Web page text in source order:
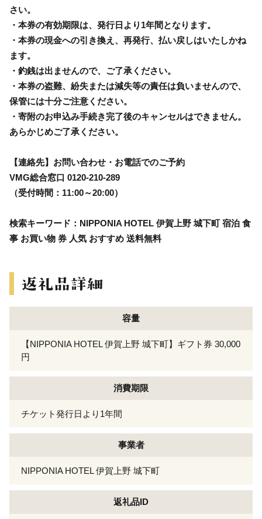
さい。
・本券の有効期限は、発行日より1年間となります。
・本券の現金への引き換え、再発行、払い戻しはいたしかね
ます。
・釣銭は出ませんので、ご了承ください。
・本券の盗難、紛失または減失等の責任は負いませんので、
保管には十分ご注意ください。
・寄附のお申込み手続き完了後のキャンセルはできません。
あらかじめご了承ください。
【連絡先】お問い合わせ・お電話でのご予約
VMG総合窓口 0120-210-289
（受付時間：11:00～20:00）
検索キーワード：NIPPONIA HOTEL 伊賀上野 城下町 宿泊 食
事 お買い物 券 人気 おすすめ 送料無料
容量
【NIPPONIA HOTEL 伊賀上野 城下町】ギフト券 30,000
円
消費期限
チケット発行日より1年間
事業者
NIPPONIA HOTEL 伊賀上野 城下町
返礼品ID